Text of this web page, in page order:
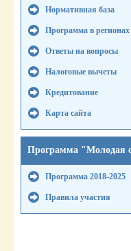
Нормативная база
Программа в регионах
Ответы на вопросы
Налоговые вычеты
Кредитование
Карта сайта
Программа "Молодая
Программа 2018-2025
Правила участия